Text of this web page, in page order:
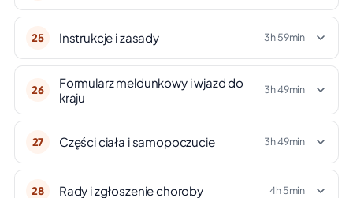
25 Instrukcje i zasady 3h 59min
26
Formularz meldunkowy i wjazd do
kraju
3h 49min
27 Części ciała i samopoczucie 3h 49min
28 Rady i zgłoszenie choroby 4h 5min